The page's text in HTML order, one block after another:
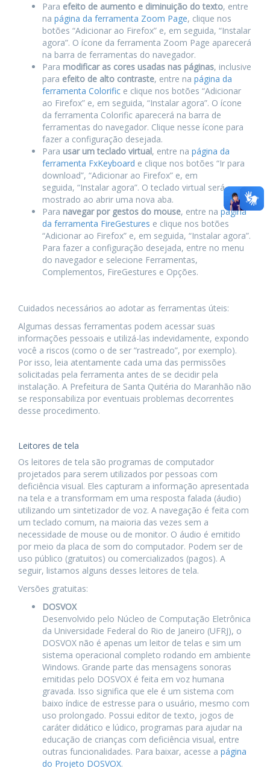
Para efeito de aumento e diminuição do texto, entre
na página da ferramenta Zoom Page, clique nos
botões “Adicionar ao Firefox” e, em seguida, “Instalar
agora”. O ícone da ferramenta Zoom Page aparecerá
na barra de ferramentas do navegador.
Para modificar as cores usadas nas páginas, inclusive
para efeito de alto contraste, entre na página da
ferramenta Colorific e clique nos botões “Adicionar
ao Firefox” e, em seguida, “Instalar agora”. O ícone
da ferramenta Colorific aparecerá na barra de
ferramentas do navegador. Clique nesse ícone para
fazer a configuração desejada.
Para usar um teclado virtual, entre na página da
ferramenta FxKeyboard e clique nos botões “Ir para
download”, “Adicionar ao Firefox” e, em
seguida, “Instalar agora”. O teclado virtual será
mostrado ao abrir uma nova aba.
Para navegar por gestos do mouse, entre na página
da ferramenta FireGestures e clique nos botões
“Adicionar ao Firefox” e, em seguida, “Instalar agora”.
Para fazer a configuração desejada, entre no menu
do navegador e selecione Ferramentas,
Complementos, FireGestures e Opções.
Cuidados necessários ao adotar as ferramentas úteis:
Algumas dessas ferramentas podem acessar suas
informações pessoais e utilizá-las indevidamente, expondo
você a riscos (como o de ser “rastreado”, por exemplo).
Por isso, leia atentamente cada uma das permissões
solicitadas pela ferramenta antes de se decidir pela
instalação. A Prefeitura de Santa Quitéria do Maranhão não
se responsabiliza por eventuais problemas decorrentes
desse procedimento.
Leitores de tela
Os leitores de tela são programas de computador
projetados para serem utilizados por pessoas com
deficiência visual. Eles capturam a informação apresentada
na tela e a transformam em uma resposta falada (áudio)
utilizando um sintetizador de voz. A navegação é feita com
um teclado comum, na maioria das vezes sem a
necessidade de mouse ou de monitor. O áudio é emitido
por meio da placa de som do computador. Podem ser de
uso público (gratuitos) ou comercializados (pagos). A
seguir, listamos alguns desses leitores de tela.
Versões gratuitas:
DOSVOX
Desenvolvido pelo Núcleo de Computação Eletrônica
da Universidade Federal do Rio de Janeiro (UFRJ), o
DOSVOX não é apenas um leitor de telas e sim um
sistema operacional completo rodando em ambiente
Windows. Grande parte das mensagens sonoras
emitidas pelo DOSVOX é feita em voz humana
gravada. Isso significa que ele é um sistema com
baixo índice de estresse para o usuário, mesmo com
uso prolongado. Possui editor de texto, jogos de
caráter didático e lúdico, programas para ajudar na
educação de crianças com deficiência visual, entre
outras funcionalidades. Para baixar, acesse a página
do Projeto DOSVOX.